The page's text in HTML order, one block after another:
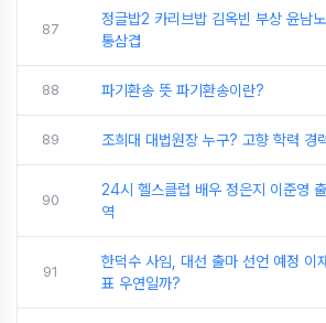
87
정글밥2 카리브밥 김옥빈 부상 윤남
통삼겹
88 파기환송 뜻 파기환송이란?
89 조희대 대법원장 누구? 고향 학력 경
90
24시 헬스클럽 배우 정은지 이준영
역
91
한덕수 사임, 대선 출마 선언 예정 이
표 우연일까?